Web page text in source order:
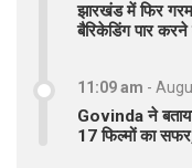
झारखंड में फिर
बैरिकेडिंग पार
11:09 am -
Govinda ने
17 फिल्मों का